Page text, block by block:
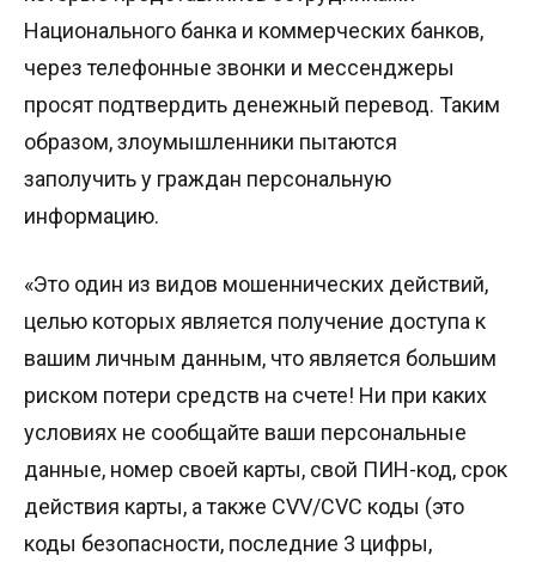
Национального банка и коммерческих банков,
через телефонные звонки и мессенджеры
просят подтвердить денежный перевод. Таким
образом, злоумышленники пытаются
заполучить у граждан персональную
информацию.
«Это один из видов мошеннических действий,
целью которых является получение доступа к
вашим личным данным, что является большим
риском потери средств на счете! Ни при каких
условиях не сообщайте ваши персональные
данные, номер своей карты, свой ПИН-код, срок
действия карты, а также CVV/CVC коды (это
коды безопасности, последние 3 цифры,